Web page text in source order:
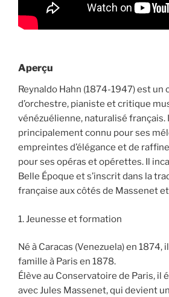
Aperçu
Reynaldo Hahn (1874-1947) est
d’orchestre, pianiste et critique
vénézuélienne, naturalisé français.
principalement connu pour ses
empreintes d’élégance et de
pour ses opéras et opérettes. Il
Belle Époque et s’inscrit dans la
française aux côtés de Massenet
1. Jeunesse et formation
Né à Caracas (Venezuela) en 1874,
famille à Paris en 1878.
Élève au Conservatoire de Paris, il
avec Jules Massenet, qui devient